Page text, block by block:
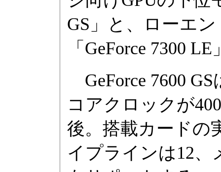
GS」と、ローエ
「GeForce 7300
GeForce 7600
コアクロックが
後。搭載カードの
イプラインは12、